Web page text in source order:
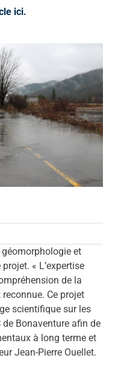
ici.
et
« L’expertise
de la
Ce projet
scientifique sur les
Bonaventure afin de
à long terme et
Jean-Pierre Ouellet.